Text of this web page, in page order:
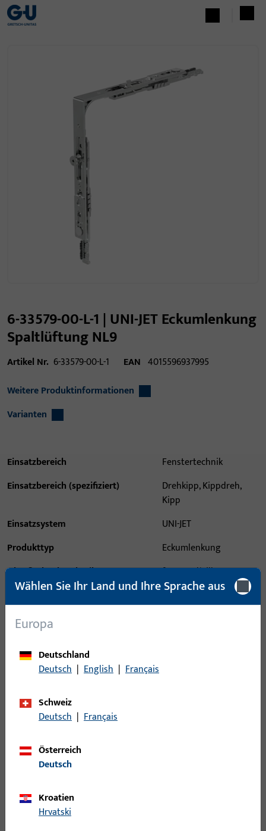
6-33579-00-L-1 | UNI-JET Eckumlenkung
Spaltlüftung NL9
Artikel Nr. 6-33579-00-L-1 EAN 4015596937995
Weitere Produktinformationen
Varianten
Einsatzbereich
Fenstertechnik
Einsatzbereich (spezifiziert)
Drehkipp, Kippdreh,
Kipp
Einsatzsystem
UNI-JET
Produkttyp
Eckumlenkung
Oberflächenbeschreibung
ferGUard*silber
0,175 KG
Verpackungseinheit
Bitte melden Sie sich mit Ihren Kundendaten an um eine
Wählen Sie Ihr Land und Ihre Sprache aus
Europa
Deutschland
Deutsch | English | Français
Schweiz
Deutsch | Français
Österreich
Deutsch
Kroatien
Hrvatski